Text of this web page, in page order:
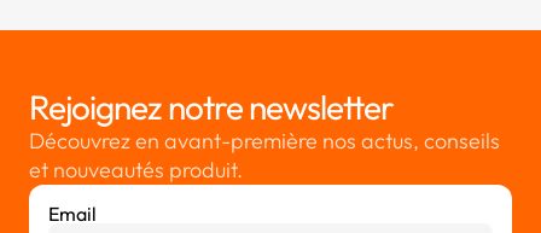
Rejoignez notre newsletter
Découvrez en avant-première nos actus, conseils
et nouveautés produit.
Email